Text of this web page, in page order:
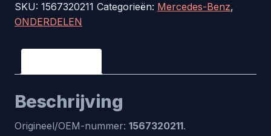
RE
KRASFOLIE
origineel
aantal
SKU: 1567320211 Categorieën: Mercedes-Benz,
ONDERDELEN
Beschrijving
Origineel/OEM-nummer: 1567320211.